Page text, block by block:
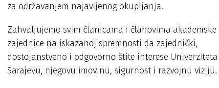
za održavanjem najavljenog okupljanja.
Zahvaljujemo svim članicama i članovima akademske
zajednice na iskazanoj spremnosti da zajednički,
dostojanstveno i odgovorno štite interese
Sarajevu, njegovu imovinu, sigurnost i razvojnu viziju.